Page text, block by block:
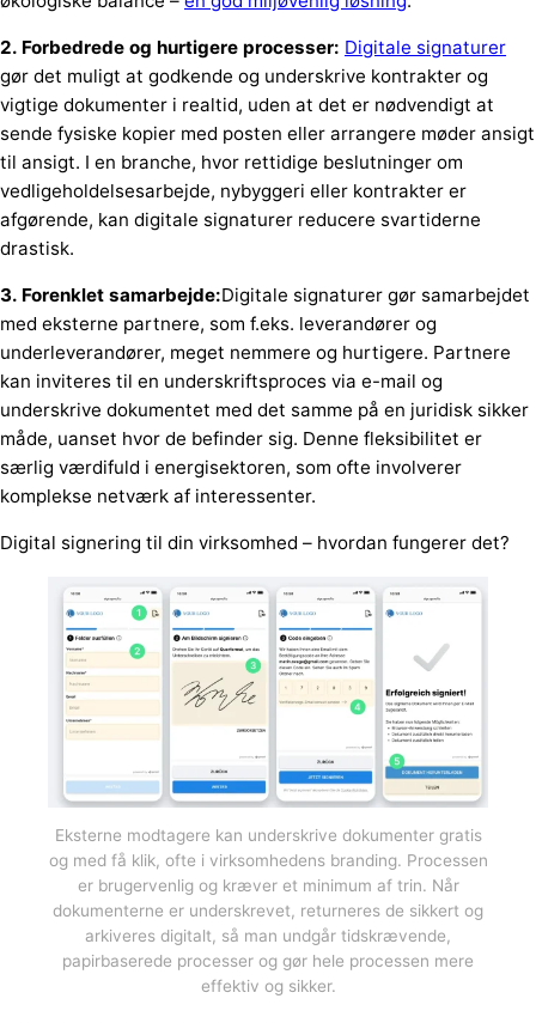
2. Forbedrede og hurtigere processer: Digitale signaturer
gør det muligt at godkende og underskrive kontrakter og
vigtige dokumenter i realtid, uden at det er nødvendigt at
sende fysiske kopier med posten eller arrangere møder ansigt
til ansigt. I en branche, hvor rettidige beslutninger om
vedligeholdelsesarbejde, nybyggeri eller kontrakter er
afgørende, kan digitale signaturer reducere svartiderne
drastisk.
3. Forenklet samarbejde:Digitale signaturer gør samarbejdet
med eksterne partnere, som f.eks. leverandører og
underleverandører, meget nemmere og hurtigere. Partnere
kan inviteres til en underskriftsproces via e-mail og
underskrive dokumentet med det samme på en juridisk sikker
måde, uanset hvor de befinder sig. Denne fleksibilitet er
særlig værdifuld i energisektoren, som ofte involverer
komplekse netværk af interessenter.
Digital signering til din virksomhed – hvordan fungerer det?
Eksterne modtagere kan underskrive dokumenter gratis
og med få klik, ofte i virksomhedens branding. Processen
er brugervenlig og kræver et minimum af trin. Når
dokumenterne er underskrevet, returneres de sikkert og
arkiveres digitalt, så man undgår tidskrævende,
papirbaserede processer og gør hele processen mere
effektiv og sikker.